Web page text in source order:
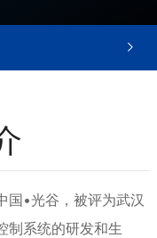

国•光谷，被评为武汉
制系统的研发和生